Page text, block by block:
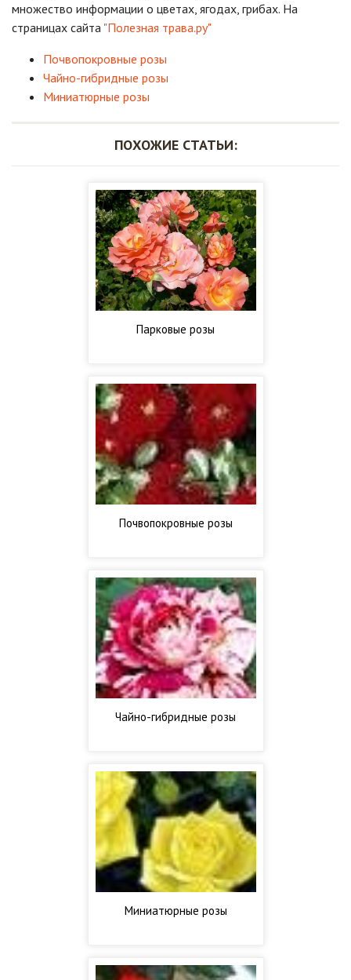
множество информации о цветах, ягодах, грибах. На
страницах сайта "Полезная трава.ру"
Почвопокровные розы
Чайно-гибридные розы
Миниатюрные розы
ПОХОЖИЕ СТАТЬИ:
Парковые розы
Почвопокровные розы
Чайно-гибридные розы
Миниатюрные розы